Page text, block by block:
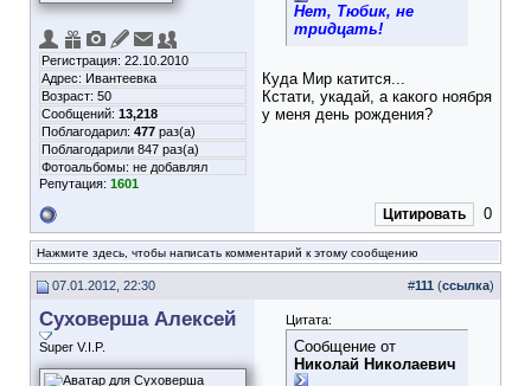
Регистрация: 22.10.2010
Адрес: Ивантеевка
Возраст: 50
Сообщений: 13,218
Поблагодарил: 477 раз(а)
Поблагодарили 847 раз(а)
Фотоальбомы: не добавлял
Репутация: 1601
Нет, Тюбик, не
тридцать!
Куда Мир катится...
Кстати, укадай, а какого ноября
у меня день рождения?
Цитировать 0
Нажмите здесь, чтобы написать комментарий к этому сообщению
07.01.2012, 22:30 #111 (ссылка)
Суховерша Алексей
Super V.I.P.
Цитата:
Сообщение от
Николай Николаевич